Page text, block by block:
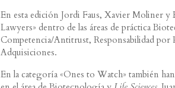
En esta edición Jordi Faus, Xavier Moliner
Lawyers» dentro de las áreas de práctica
Competencia/Antitrust, Responsabilidad
Adquisiciones.
En la categoría «Ones to Watch» también